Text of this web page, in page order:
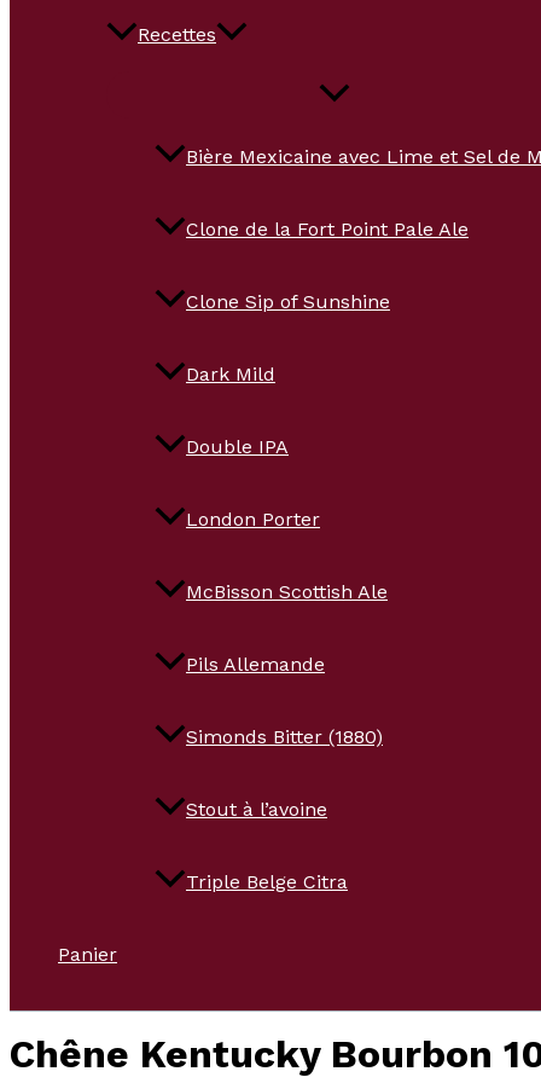
Recettes
Bière Mexicaine avec Lime et Sel de
Clone de la Fort Point Pale Ale
Clone Sip of Sunshine
Dark Mild
Double IPA
London Porter
McBisson Scottish Ale
Pils Allemande
Simonds Bitter (1880)
Stout à l’avoine
Triple Belge Citra
Panier
Chêne Kentucky Bourbon